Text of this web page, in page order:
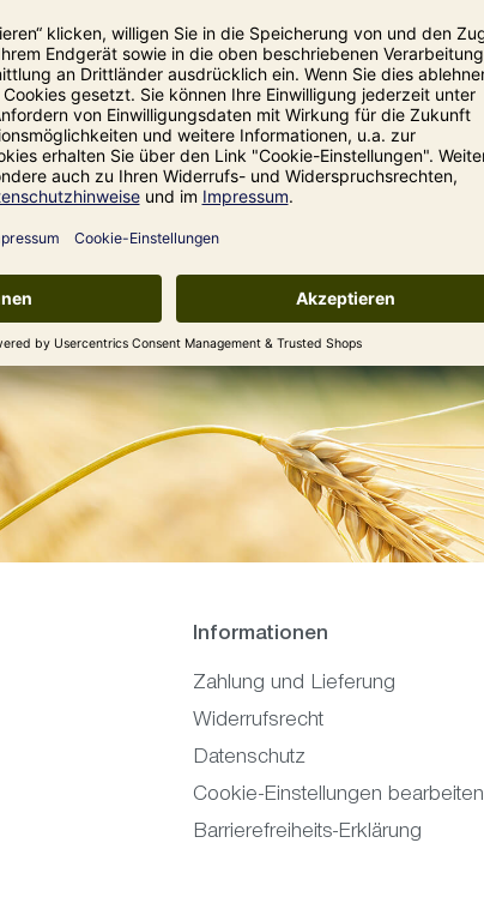
Informationen
Zahlung und Lieferung
Widerrufsrecht
Datenschutz
Cookie-Einstellungen bearbeiten
Barrierefreiheits-Erklärung